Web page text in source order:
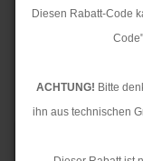
Diesen Rabatt-Code
ACHTUNG! Bitte
ihn aus technischen